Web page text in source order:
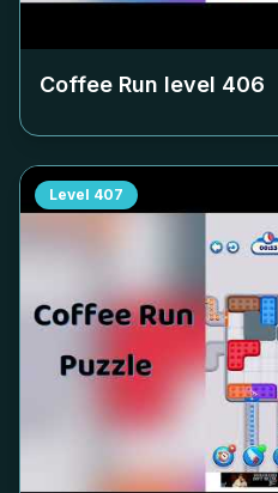
Coffee Run level 406
Level 407